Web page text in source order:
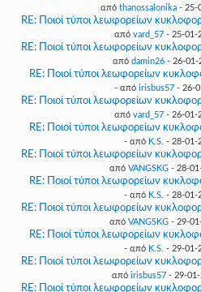
από thanossalonika - 25-
RE: Ποιοί τύποι λεωφορείων
από vard_57- 25-01-
RE: Ποιοί τύποι λεωφορείων
από damin26 - 26-01-
RE: Ποιοί τύποι λεωφορείων
- από irisbus57- 26-
RE: Ποιοί τύποι λεωφορείων
από vard_57- 26-01-
RE: Ποιοί τύποι λεωφορείων
- από K.S. - 28-01-
RE: Ποιοί τύποι λεωφορείων
από VANGSKG- 28-
RE: Ποιοί τύποι λεωφορείων
- από K.S. - 28-01-
RE: Ποιοί τύποι λεωφορείων
από VANGSKG- 29-
RE: Ποιοί τύποι λεωφορείων
- από K.S. - 29-01-
RE: Ποιοί τύποι λεωφορείων
από irisbus57- 29-01-
RE: Ποιοί τύποι λεωφορείων